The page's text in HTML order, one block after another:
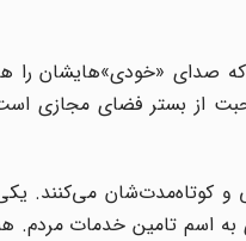
«خودی»هایشان را هم
بستر فضای مجازی است
و کوتاه‌مدت‌شان می‌کنند.